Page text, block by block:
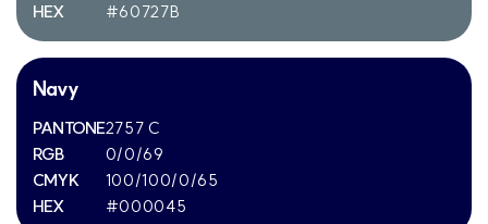
HEX
#60727B
Navy
PANTONE
RGB
CMYK
HEX
2757 C
0/0/69
100/100/0/65
#000045